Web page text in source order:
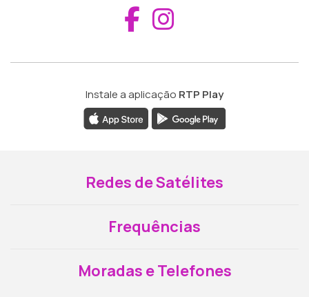
Aceder ao
Instale a aplicação RTP Play
Redes de Satélites
Frequências
Moradas e Telefones